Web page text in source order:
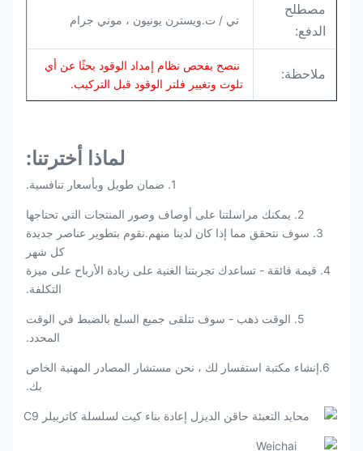
مصطلح
الدفع:
تي / ت.ويسترن يونيون ، موني جرام
ملاحظة:
ننصح بفحص نظام إمداد الوقود بحثًا عن أي
تلوث وتغيير فلتر الوقود قبل التركيب.
لماذا أخترتنا:
1. ضمان طويل وبأسعار تنافسية.
2. يمكنك مراسلتنا على أوصاف وصور المنتجات التي تحتاجها
3. سوف نتحقق مما إذا كان لدينا منهم.نقوم بتطوير عناصر جديدة
كل شهر
4. قيمة فائقة - تساعدك تجربتنا الغنية على زيادة الأرباح على ميزة
التكلفة.
5. الوقت ذهب - سوف تتلقى جميع السلع بالضبط في الوقت
المحدد.
6.إنشاء مكتبة استفسار لك ، نحن مستشار المصادر المهنية الخاص
بك.